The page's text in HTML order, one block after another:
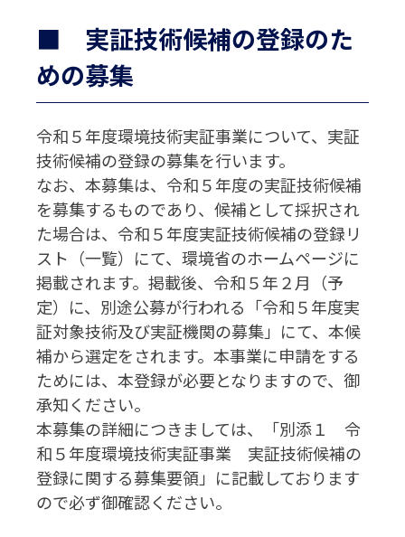
■ 実証技術候補の登録のた
めの募集
令和５年度環境技術実証事業について、実証
技術候補の登録の募集を行います。
なお、本募集は、令和５年度の実証技術候補
を募集するものであり、候補として採択され
た場合は、令和５年度実証技術候補の登録リ
スト（一覧）にて、環境省のホームページに
掲載されます。掲載後、令和５年２月（予
定）に、別途公募が行われる「令和５年度実
証対象技術及び実証機関の募集」にて、本候
補から選定をされます。本事業に申請をする
ためには、本登録が必要となりますので、御
承知ください。
本募集の詳細につきましては、「別添１ 令
和５年度環境技術実証事業 実証技術候補の
登録に関する募集要領」に記載しております
ので必ず御確認ください。